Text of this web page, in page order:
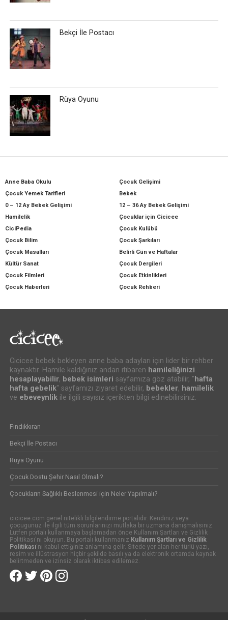
Bekçi İle Postacı
Rüya Oyunu
Anne Baba Okulu
Çocuk Gelişimi
Çocuk Yemek Tarifleri
Bebek
0 – 12 Ay Bebek Gelişimi
12 – 36 Ay Bebek Gelişimi
Hamilelik
Çocuklar için Cicicee
CiciPedia
Çocuk Kulübü
Çocuk Bilim
Çocuk Şarkıları
Çocuk Masalları
Belirli Gün ve Haftalar
Kültür Sanat
Çocuk Dergileri
Çocuk Filmleri
Çocuk Etkinlikleri
Çocuk Haberleri
Çocuk Rehberi
Cicicee bebek bekleyen anne baba adayları için lider bir rehber
kaynaktır. Hamile kaldığınız andan itibaren hamileliğinizi
hesaplayabilir, bebek isimleri sayfamıza göz atabilir, " hafta
hafta gebelik" sayfamızı ziyaret edebilir, bebekler, hamilelik
ve ebeveynlikile ilgili sayısız içerikten bilgi edinebilirsiniz.
Fındıkkıran
Bekçi İle Postacı
Rüya Oyunu
Çocuk Dostu Şehir Nasıl Olmalı?
Çocukların Sağlıklı Beslenmesi için Neler Yapılmalı?
cicicee.com genel nitelikli bilgilendirme portalıdır. Kendiniz veya
çocugunuz ile ilgili tüm sorunlarınızı mutlaka bir uzmana danışmalısınız.
Lütfen portalı kullanmaya başlamadan önce Kullanım Şartları ve Gizlilik
Politikası'nı okuyun. Bu portalı kullanmanız Kullanım Şartları ve Gizlilik
Politikası'nı kabul ettiğiniz anlamına gelir. Sitede yer alan her türlü yazı,
resim ve illüstrasyon hiçbir şekilde basılı ya da elektronik ortamda kaynak
belirtmeden ve izinsiz olarak iktibas edilemez.